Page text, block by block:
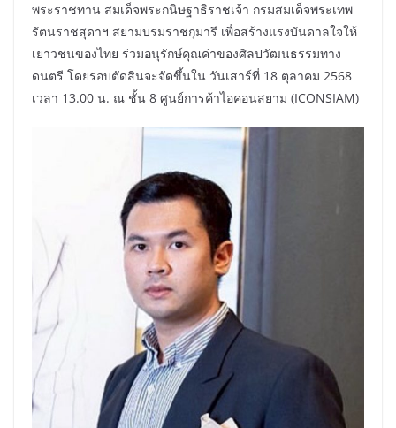
พระราชทาน สมเด็จพระกนิษฐาธิราชเจ้า กรมสมเด็จพระเทพ
รัตนราชสุดาฯ สยามบรมราชกุมารี เพื่อสร้างแรงบันดาลใจให้
เยาวชนของไทย ร่วมอนุรักษ์คุณค่าของศิลปวัฒนธรรมทาง
ดนตรี โดยรอบตัดสินจะจัดขึ้นใน วันเสาร์ที่ 18 ตุลาคม 2568
เวลา 13.00 น. ณ ชั้น 8 ศูนย์การค้าไอคอนสยาม (ICONSIAM)